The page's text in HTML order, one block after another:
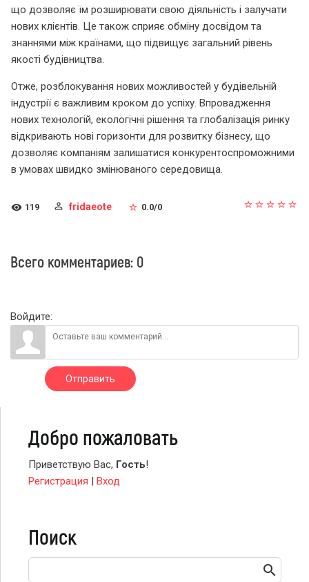
що дозволяє їм розширювати свою діяльність і залучати
нових клієнтів. Це також сприяє обміну досвідом та
знаннями між країнами, що підвищує загальний рівень
якості будівництва.
Отже, розблокування нових можливостей у будівельній
індустрії є важливим кроком до успіху. Впровадження
нових технологій, екологічні рішення та глобалізація ринку
відкривають нові горизонти для розвитку бізнесу, що
дозволяє компаніям залишатися конкурентоспроможними
в умовах швидко змінюваного середовища.
119 fridaeote 0.0/0
Всего комментариев: 0
Войдите:
Отправить
Добро пожаловать
Приветствую Вас, Гость!
Регистрация | Вход
Поиск